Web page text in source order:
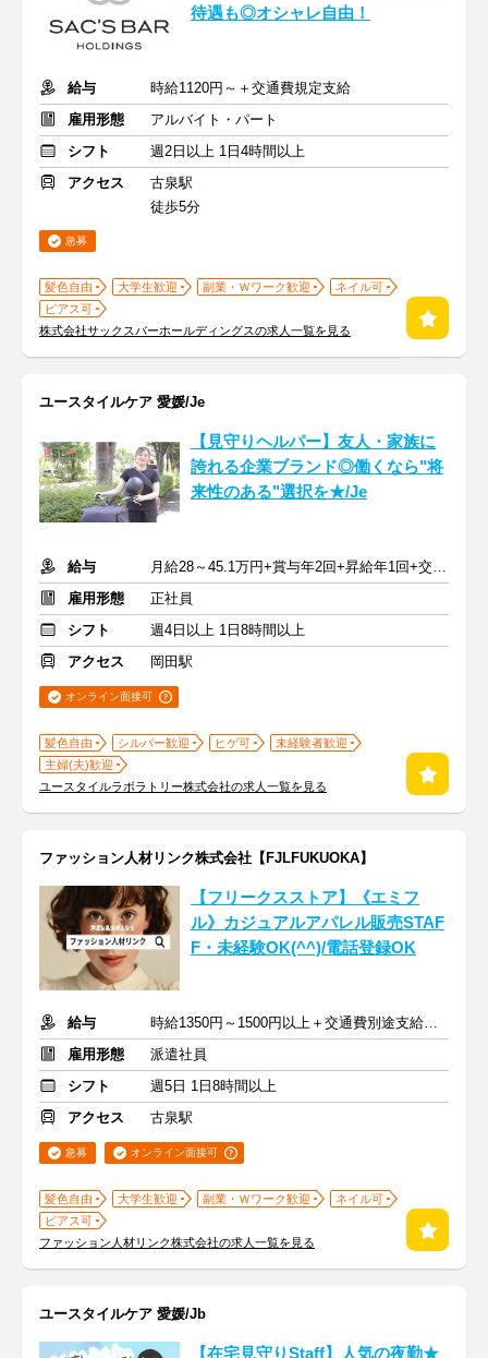
待遇も◎オシャレ自由！
給与
時給1120円～＋交通費規定支給
雇用形態
アルバイト・パート
シフト
週2日以上 1日4時間以上
アクセス
古泉駅
徒歩5分
急募
髪色自由 大学生歓迎 副業・Ｗワーク歓迎
ネイル可
ピアス可
株式会社サックスバーホールディングスの求人一覧を見る
ユースタイルケア 愛媛/Je
【見守りヘルパー】友人・家族に
誇れる企業ブランド◎働くなら"将
来性のある"選択を★/Je
給与
月給28～45.1万円+賞与年2回+昇給年1回+交通費全額
雇用形態
正社員
シフト
週4日以上 1日8時間以上
アクセス
岡田駅
オンライン面接可
髪色自由 シルバー歓迎 ヒゲ可
未経験者歓迎
主婦(夫)歓迎
ユースタイルラボラトリー株式会社の求人一覧を見る
ファッション人材リンク株式会社【FJLFUKUOKA】
【フリークスストア】《エミフ
ル》カジュアルアパレル販売STAF
F・未経験OK(^^)/電話登録OK
給与
時給1350円～1500円以上＋交通費別途支給あり
雇用形態
派遣社員
シフト
週5日 1日8時間以上
アクセス
古泉駅
急募 オンライン面接可
髪色自由 大学生歓迎 副業・Ｗワーク歓迎
ネイル可
ピアス可
ファッション人材リンク株式会社の求人一覧を見る
ユースタイルケア 愛媛/Jb
【在宅見守りStaff】人気の夜勤★